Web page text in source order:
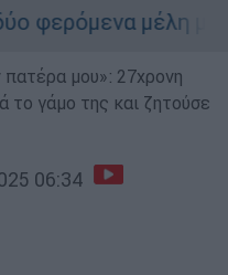
μέλη μαφίας -
μου»: 27χρονη
το γάμο της και ζητούσε
06:34